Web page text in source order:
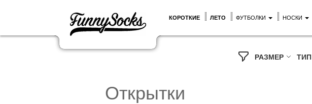
КОРОТКИЕ ЛЕТО ФУТБОЛКИ НОСКИ
РАЗМЕР ТИП
Открытки